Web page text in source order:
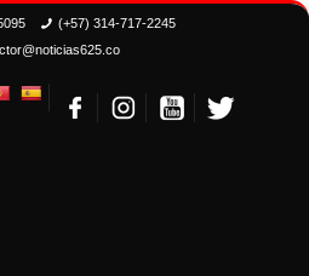
(+57) 314-717-2245